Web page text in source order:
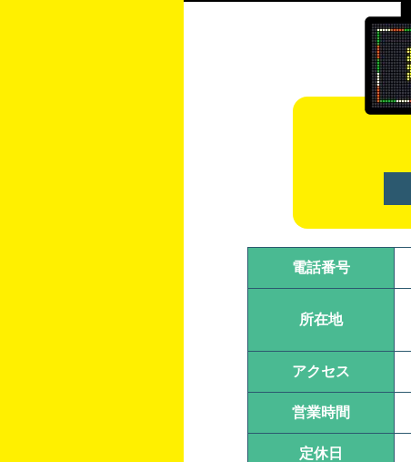
電話番号
所在地
アクセス
営業時間
定休日